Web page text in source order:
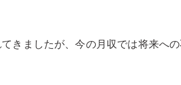
きましたが、今の月収では将来へ